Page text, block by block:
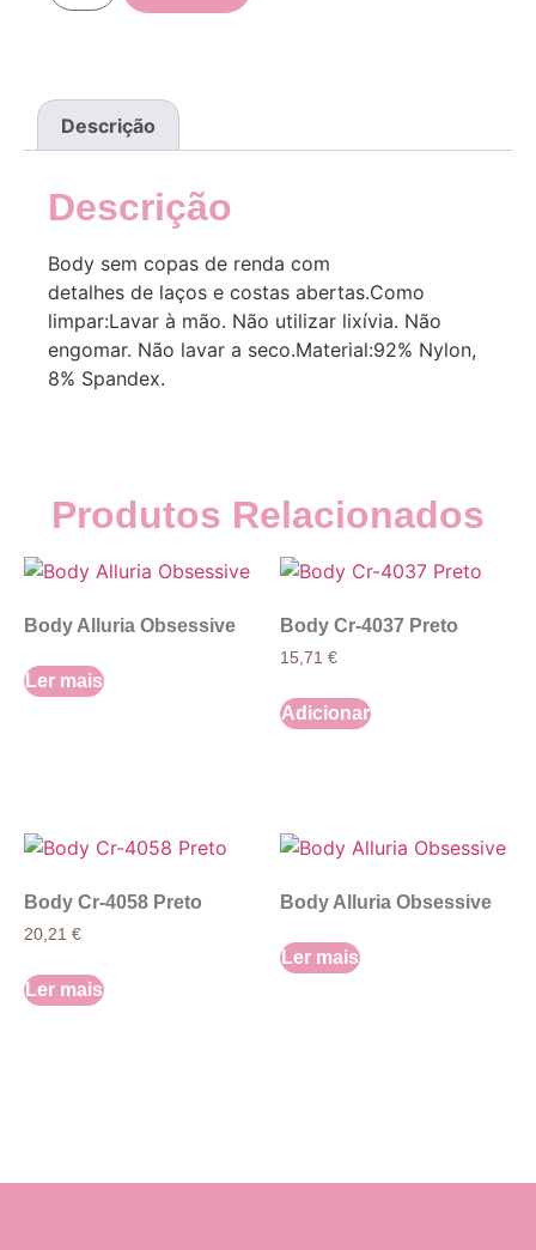
Descrição
Descrição
Body sem copas de renda com
detalhes de laços e costas abertas.Como
limpar:Lavar à mão. Não utilizar lixívia. Não
engomar. Não lavar a seco.Material:92% Nylon,
8% Spandex.
Produtos Relacionados
Body Alluria Obsessive
Ler mais
Body Cr-4037 Preto
15,71 €
Adicionar
Body Cr-4058 Preto
20,21 €
Ler mais
Body Alluria Obsessive
Ler mais